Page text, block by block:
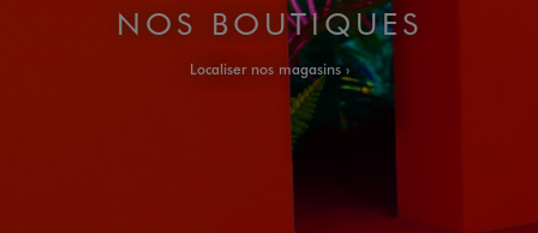
NOS BOUTIQUES
Localiser nos magasins